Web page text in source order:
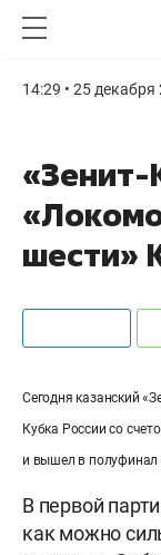
14:29 • 25 декабря
«Зенит-
шести»
Сегодня казанский
Кубка России со
и вышел в полуфинал
В первой
как можно